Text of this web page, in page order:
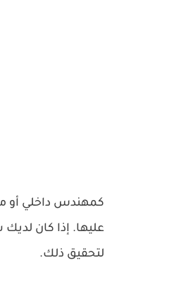
كمهندس داخلي أو
عليها. إذا كان
لتحقيق ذلك.